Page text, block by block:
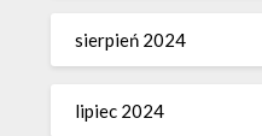
sierpień 2024
lipiec 2024